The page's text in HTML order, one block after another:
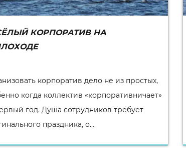
КОРПОРАТИВ НА
корпоратив дело не из простых,
когда коллектив «корпоративничает»
год. Душа сотрудников требует
праздника, о...